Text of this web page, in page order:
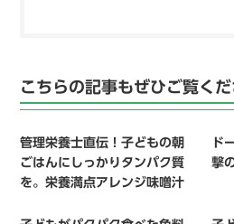
こちらの記事もぜひご覧くだ
管理栄養士直伝！子どもの朝
ごはんにしっかりタンパク質
を。栄養満点アレンジ味噌汁
ド
撃